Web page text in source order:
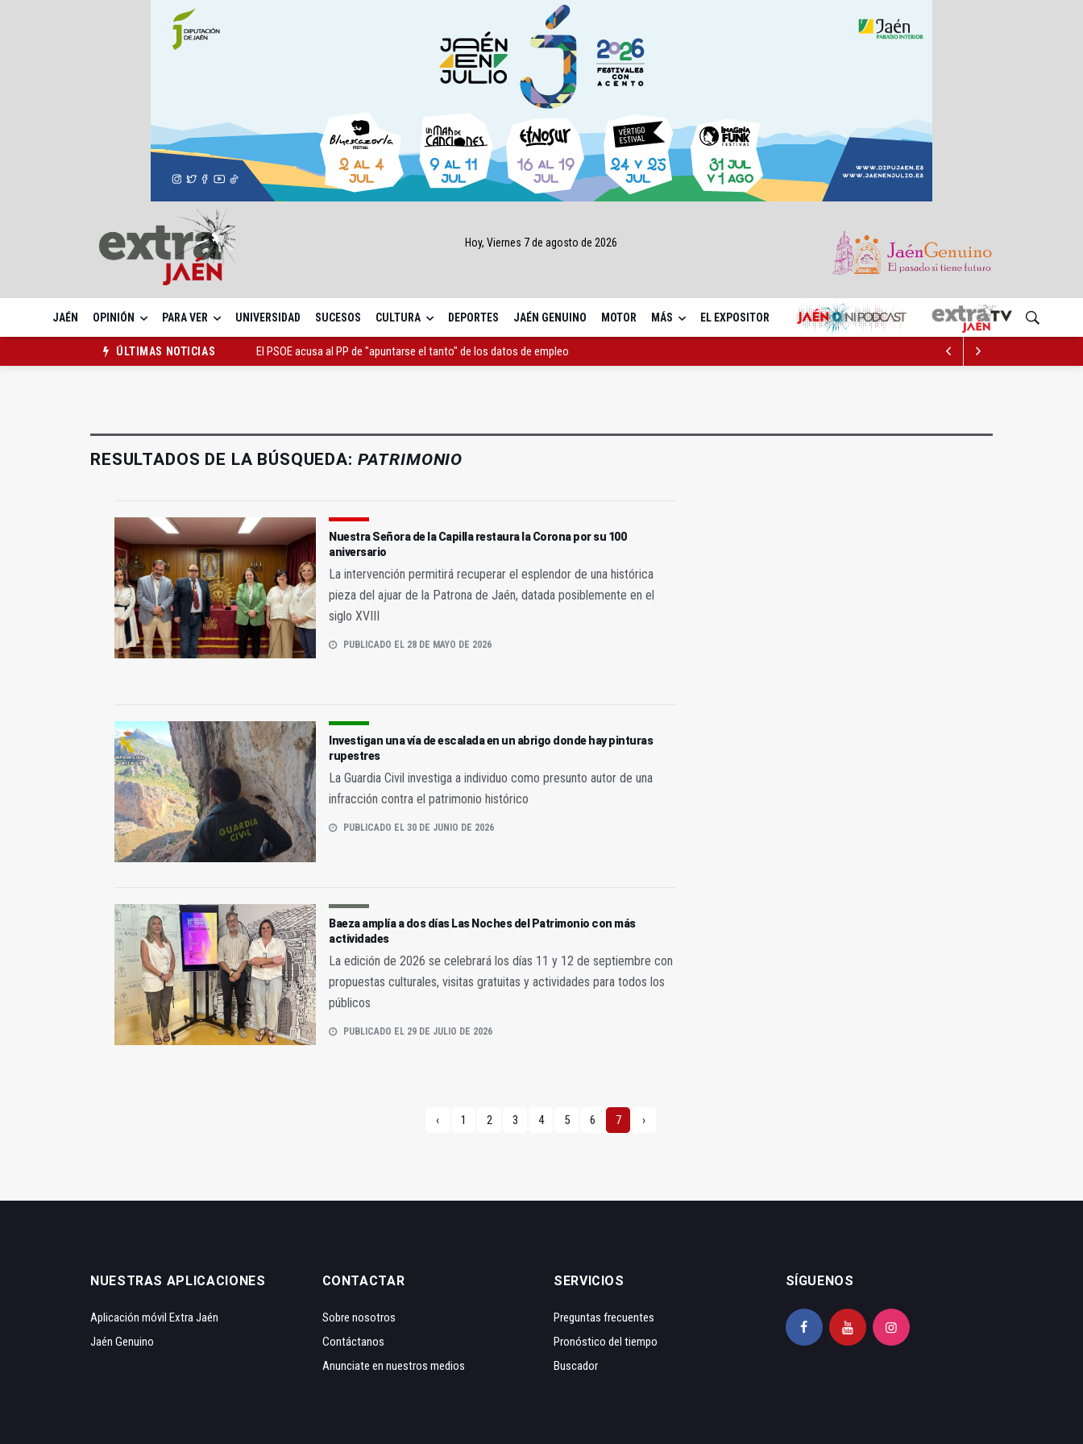
Hoy, Viernes 7 de agosto de 2026
JAÉN OPINIÓN PARA VER UNIVERSIDAD SUCESOS CULTURA DEPORTES JAÉN GENUINO MOTOR MÁS EL EXPOSITOR
ÚLTIMAS NOTICIAS
El PSOE acusa al PP de "apuntarse el tanto" de los datos de empleo
RESULTADOS DE LA BÚSQUEDA: PATRIMONIO
Nuestra Señora de la Capilla restaura la Corona por su 100
aniversario
La intervención permitirá recuperar el esplendor de una histórica
pieza del ajuar de la Patrona de Jaén, datada posiblemente en el
siglo XVIII
PUBLICADO EL 28 DE MAYO DE 2026
Investigan una vía de escalada en un abrigo donde hay pinturas
rupestres
La Guardia Civil investiga a individuo como presunto autor de una
infracción contra el patrimonio histórico
PUBLICADO EL 30 DE JUNIO DE 2026
Baeza amplía a dos días Las Noches del Patrimonio con más
actividades
La edición de 2026 se celebrará los días 11 y 12 de septiembre con
propuestas culturales, visitas gratuitas y actividades para todos los
públicos
PUBLICADO EL 29 DE JULIO DE 2026
‹ 1 2 3 4 5 6 7 ›
NUESTRAS APLICACIONES
Aplicación móvil Extra Jaén
Jaén Genuino
CONTACTAR
Sobre nosotros
Contáctanos
Anunciate en nuestros medios
SERVICIOS
Preguntas frecuentes
Pronóstico del tiempo
Buscador
SÍGUENOS